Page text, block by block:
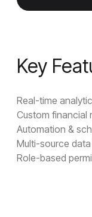
Key
Real-time
Custom financial
Automation &
Multi-source
Role-based